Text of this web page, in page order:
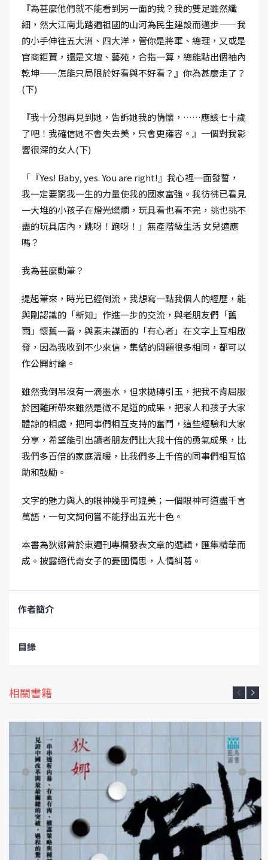
『為甚麼他們就不能看到另一面的我？我的雙足雖然纖
細，然大江南北踏遍祖國的山河為民生建設而邁步——我
的小手伸往五大洲、四大洋，管你是將軍、總理，又或是
官商鉅賈，還是文壇、藝苑，合指一算，總能點出個袖內
乾坤——怎能只局限於好看與不好看？』你為甚麼走了？
(下)
『我十分想再見到她，告訴她我的情懷，……應該七十歲
了吧！我確信她不會失去美，只會更雍容。』一個對我影
響很深的女人(下)
「『Yes! Baby, yes. You are right!』我心裡一面發誓，
我一定要窮我一生的力量使我的國家富強。我彷彿已看見
一大堆的小孩子在燈光燦爛，玩具看也看不完，挑也挑不
盡的玩具店內，跳呀！跑呀！」無產階級生活 女兒適應
嗎？
我為甚麼動筆？
提起筆來，時光已經倒流，我想寫一點我個人的經歷，能
與剛認識的「新知」作進一步的交流，與老朋友們「舊
雨」懷舊一番，與素未謀面的「有心者」在文字上互相啟
發，因為我收到不少來信，集結的問題很多相同，都可以
作公開討論。
雖然我倒吊沒有一滴墨水，但求拋磚引玉，把我不肯屈服
於困難所帶來雖然是微不足道的成果，把家人和孩子大家
體諒的相處，把同事們相互支持的奮鬥，這些經驗和大家
分享，希望能引出讀者朋友們比大我十倍的勇氣成果，比
我們多百倍的家庭溫暖，比我們多上千倍的同事們相互協
助和鼓勵。
文字的魅力與人的眼神幾乎可媲美；一個眼神可道盡千言
萬語，一句文詞何嘗不能抒出五光十色。
本書為狄娜曾於東週刊專欄發表文章的選輯，匯集精華而
成。披露絕代奇女子的憂國情思，人情糾葛。
作者簡介
目錄
相關書籍